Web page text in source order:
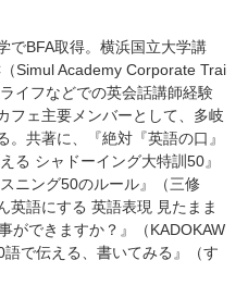
でBFA取得。横浜国立大学講
Simul Academy Corporate Trai
イフなどでの英会話講師経験
フェ主要メンバーとして、多岐
共著に、『絶対『英語の口』
る シャドーイング大特訓50』
ニング50のルール』（三修
英語にする 英語表現 見たまま
ができますか？』（KADOKAW
で伝える、書いてみる』（す